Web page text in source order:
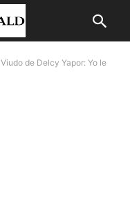
Viudo de Delcy Yapor: Yo le